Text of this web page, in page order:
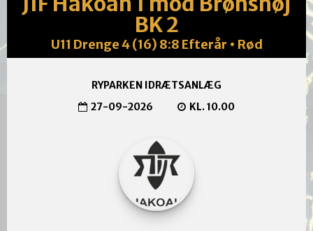
BK 2
U11 Drenge 4 (16) 8:8 Efterår • Rød
RYPARKEN IDRÆTSANLÆG
27-09-2026
KL. 10.00